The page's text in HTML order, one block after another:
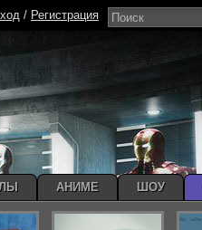
/ Регистрация
АНИМЕ ШОУ